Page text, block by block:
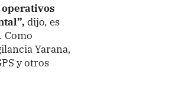
dijo, es
Como
Yarana,
y otros